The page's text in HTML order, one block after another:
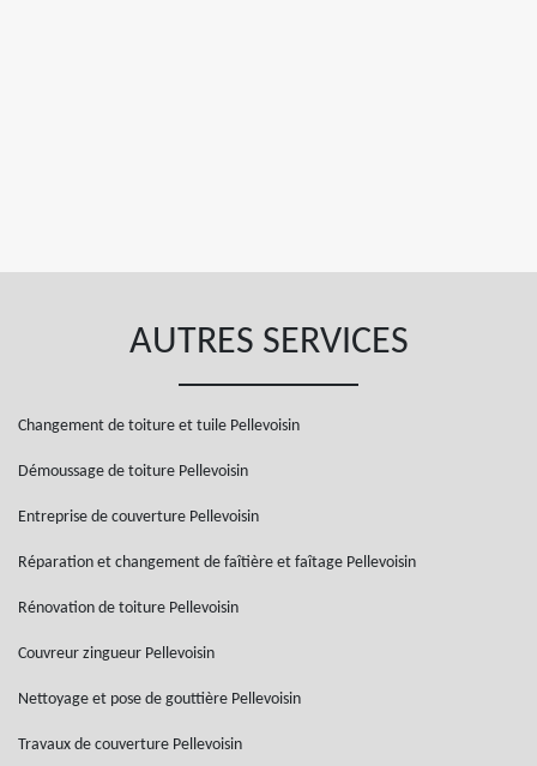
AUTRES SERVICES
Changement de toiture et tuile Pellevoisin
Démoussage de toiture Pellevoisin
Entreprise de couverture Pellevoisin
Réparation et changement de faîtière et faîtage Pellevoisin
Rénovation de toiture Pellevoisin
Couvreur zingueur Pellevoisin
Nettoyage et pose de gouttière Pellevoisin
Travaux de couverture Pellevoisin